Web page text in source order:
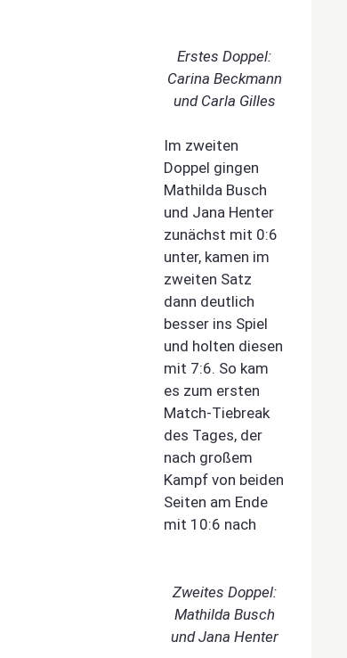
Erstes Doppel:
Carina Beckmann
und Carla Gilles
Im zweiten
Doppel gingen
Mathilda Busch
und Jana Henter
zunächst mit 0:6
unter, kamen im
zweiten Satz
dann deutlich
besser ins Spiel
und holten diesen
mit 7:6. So kam
es zum ersten
Match-Tiebreak
des Tages, der
nach großem
Kampf von beiden
Seiten am Ende
mit 10:6 nach
Zweites Doppel:
Mathilda Busch
und Jana Henter